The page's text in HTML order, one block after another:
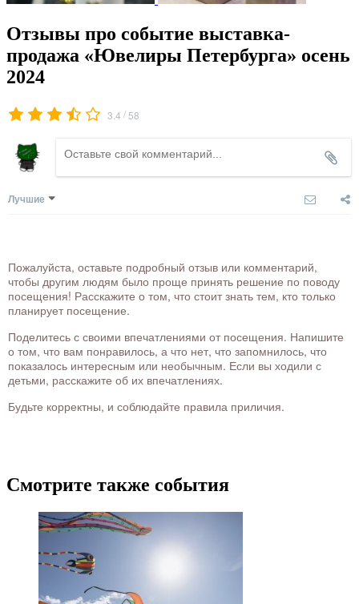
Отзывы про событие выставка-
продажа «Ювелиры Петербурга» осень
2024
3.4 / 58
Лучшие
Пожалуйста, оставьте подробный отзыв или комментарий,
чтобы другим людям было проще принять решение по поводу
посещения! Расскажите о том, что стоит знать тем, кто только
планирует посещение.
Поделитесь с своими впечатлениями от посещения. Напишите
о том, что вам понравилось, а что нет, что запомнилось, что
показалось интересным или необычным. Если вы ходили с
детьми, расскажите об их впечатлениях.
Будьте корректны, и соблюдайте правила приличия.
Смотрите также события